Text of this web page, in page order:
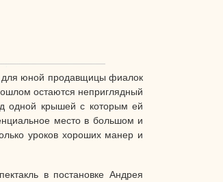
для юной продавщицы фиалок
остаются неприглядный
одной крышей с которым ей
место в большом и
уроков хороших манер и
в постановке Андрея